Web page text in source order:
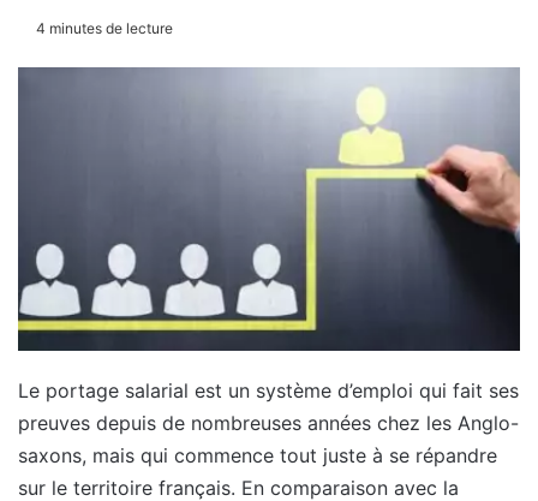
4 minutes de lecture
Le portage salarial est un système d’emploi qui fait ses
preuves depuis de nombreuses années chez les Anglo-
saxons, mais qui commence tout juste à se répandre
sur le territoire français. En comparaison avec la